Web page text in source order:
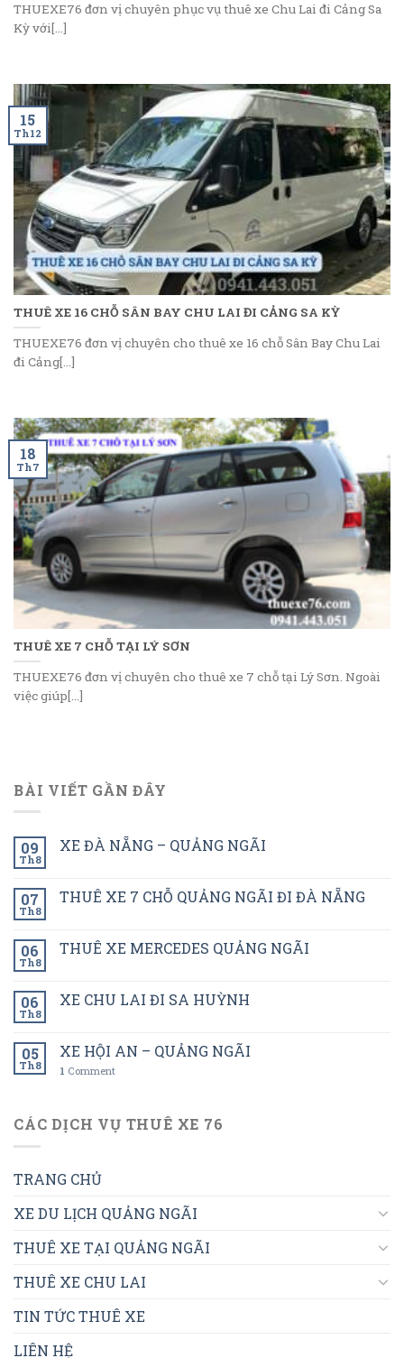
THUEXE76 đơn vị chuyên phục vụ thuê xe Chu Lai đi Cảng Sa
Kỳ với[...]
THUÊ XE 16 CHỖ SÂN BAY CHU LAI ĐI CẢNG SA KỲ
THUEXE76 đơn vị chuyên cho thuê xe 16 chỗ Sân Bay Chu Lai
đi Cảng[...]
15
Th12
THUÊ XE 7 CHỖ TẠI LÝ SƠN
THUEXE76 đơn vị chuyên cho thuê xe 7 chỗ tại Lý Sơn. Ngoài
việc giúp[...]
18
Th7
BÀI VIẾT GẦN ĐÂY
09
Th8
XE ĐÀ NẴNG – QUẢNG NGÃI
07
Th8
THUÊ XE 7 CHỖ QUẢNG NGÃI ĐI ĐÀ NẴNG
06
Th8
THUÊ XE MERCEDES QUẢNG NGÃI
06
Th8
XE CHU LAI ĐI SA HUỲNH
05
Th8
XE HỘI AN – QUẢNG NGÃI
1 Comment
CÁC DỊCH VỤ THUÊ XE 76
TRANG CHỦ
XE DU LỊCH QUẢNG NGÃI
THUÊ XE TẠI QUẢNG NGÃI
THUÊ XE CHU LAI
TIN TỨC THUÊ XE
LIÊN HỆ